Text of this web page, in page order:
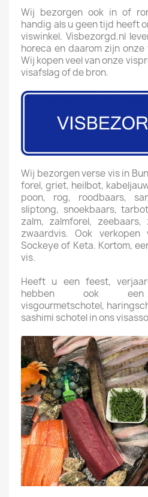
Wij bezorgen ook in of
handig als u geen tijd heeft
viswinkel. Visbezorgd.nl
horeca en daarom zijn
Wij kopen veel van onze
visafslag of de bron.
Wij bezorgen verse vis in
forel, griet, heilbot,
poon, rog, roodbaars,
sliptong, snoekbaars,
zalm, zalmforel,
zwaardvis. Ook
Sockeye of Keta. Kortom,
vis.
Heeft u een feest,
hebben ook een
visgourmetschotel,
sashimi schotel in ons